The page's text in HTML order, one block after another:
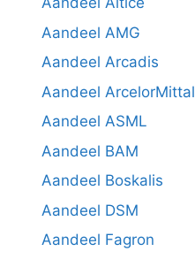
Aandeel AMG
Aandeel Arcadis
Aandeel ArcelorMittal
Aandeel ASML
Aandeel BAM
Aandeel Boskalis
Aandeel DSM
Aandeel Fagron